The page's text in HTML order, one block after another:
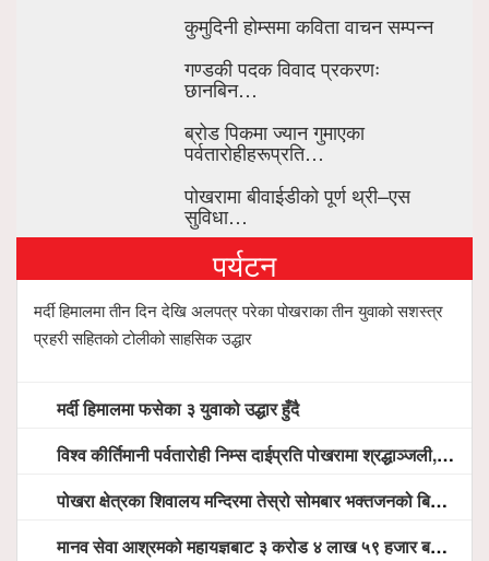
कुमुदिनी होम्समा कविता वाचन सम्पन्न
गण्डकी पदक विवाद प्रकरणः
छानबिन…
ब्रोड पिकमा ज्यान गुमाएका
पर्वतारोहीहरूप्रति…
पोखरामा बीवाईडीको पूर्ण थ्री–एस
सुविधा…
पर्यटन
मर्दी हिमालमा तीन दिन देखि अलपत्र परेका पोखराका तीन युवाको सशस्त्र
प्रहरी सहितको टोलीको साहसिक उद्धार
मर्दी हिमालमा फसेका ३ युवाको उद्धार हुँदै
विश्व कीर्तिमानी पर्वतारोही निम्स दाईप्रति पोखरामा श्रद्धाञ्जली, दीप प्रज्वलन गर्दै योगदानको प्रशंसा (भिडियो सहित)
पोखरा क्षेत्रका शिवालय मन्दिरमा तेस्रो सोमबार भक्तजनको बिहानैदेखि घुइँचो
मानव सेवा आश्रमको महायज्ञबाट ३ करोड ४ लाख ५९ हजार बचत, १ करोड ४४ लाख उठ्न बाँकी, विना संचार माध्यम तर प्रचार प्रसारमै भयो १९ लाख खर्च !